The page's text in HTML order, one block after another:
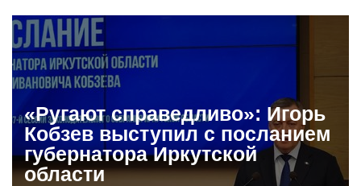
«Ругают справедливо»: Игорь
Кобзев выступил с посланием
губернатора Иркутской
области